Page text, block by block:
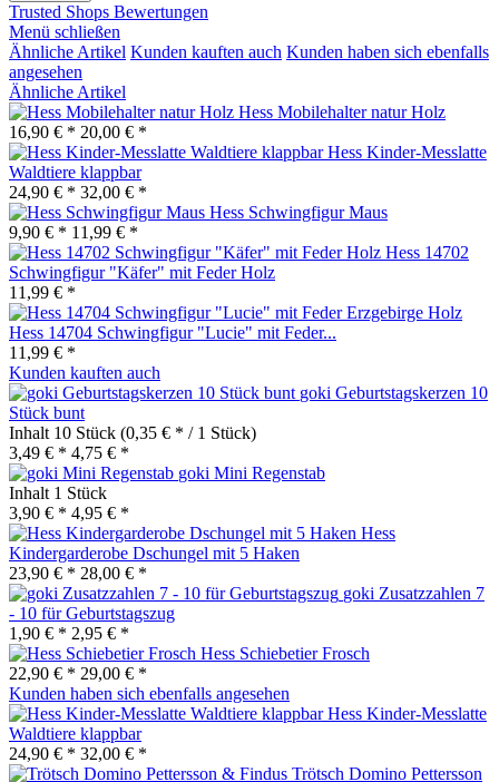
Trusted Shops Bewertungen
Menü schließen
Ähnliche Artikel Kunden kauften auch Kunden haben sich ebenfalls
angesehen
Ähnliche Artikel
Hess Mobilehalter natur Holz
16,90 € * 20,00 € *
Hess Kinder-Messlatte
Waldtiere klappbar
24,90 € * 32,00 € *
Hess Schwingfigur Maus
9,90 € * 11,99 € *
Hess 14702
Schwingfigur "Käfer" mit Feder Holz
11,99 € *
Hess 14704 Schwingfigur "Lucie" mit Feder...
11,99 € *
Kunden kauften auch
goki Geburtstagskerzen 10
Stück bunt
Inhalt 10 Stück (0,35 € * / 1 Stück)
3,49 € * 4,75 € *
goki Mini Regenstab
Inhalt 1 Stück
3,90 € * 4,95 € *
Hess
Kindergarderobe Dschungel mit 5 Haken
23,90 € * 28,00 € *
goki Zusatzzahlen 7
- 10 für Geburtstagszug
1,90 € * 2,95 € *
Hess Schiebetier Frosch
22,90 € * 29,00 € *
Kunden haben sich ebenfalls angesehen
Hess Kinder-Messlatte
Waldtiere klappbar
24,90 € * 32,00 € *
Trötsch Domino Pettersson